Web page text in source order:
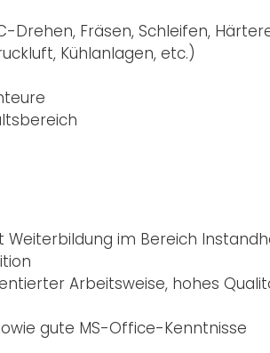
Fräsen, Schleifen,
Kühlanlagen, etc.)
Weiterbildung im Bereich
Arbeitsweise, hohes
gute MS-Office-Kenntnisse